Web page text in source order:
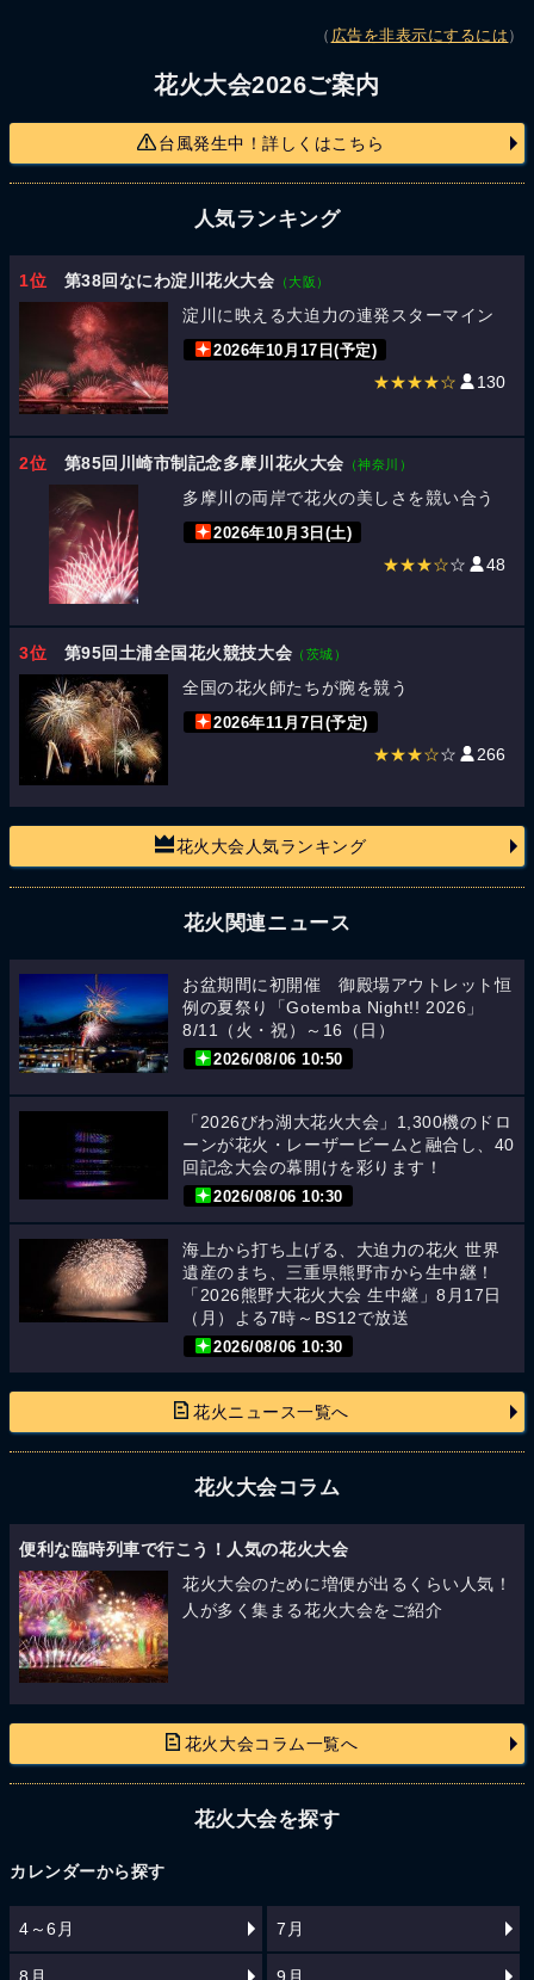
（ 広告を非表示にするには ）
花火大会2026ご案内
台風発生中！詳しくはこちら
人気ランキング
1位 第38回なにわ淀川花火大会 （大阪）
淀川に映える大迫力の連発スターマイン
2026年10月17日(予定)
★★★★☆ 130
2位 第85回川崎市制記念多摩川花火大会 （神奈川）
多摩川の両岸で花火の美しさを競い合う
2026年10月3日(土)
★★★☆☆ 48
3位 第95回土浦全国花火競技大会 （茨城）
全国の花火師たちが腕を競う
2026年11月7日(予定)
★★★☆☆ 266
花火大会人気ランキング
花火関連ニュース
お盆期間に初開催 御殿場アウトレット恒
例の夏祭り「Gotemba Night!! 2026」
8/11（火・祝）～16（日）
2026/08/06 10:50
「2026びわ湖大花火大会」1,300機のドロ
ーンが花火・レーザービームと融合し、40
回記念大会の幕開けを彩ります！
2026/08/06 10:30
海上から打ち上げる、大迫力の花火 世界
遺産のまち、三重県熊野市から生中継！
「2026熊野大花火大会 生中継」8月17日
（月）よる7時～BS12で放送
2026/08/06 10:30
花火ニュース一覧へ
花火大会コラム
便利な臨時列車で行こう！人気の花火大会
花火大会のために増便が出るくらい人気！
人が多く集まる花火大会をご紹介
花火大会コラム一覧へ
花火大会を探す
カレンダーから探す
4～6月 7月